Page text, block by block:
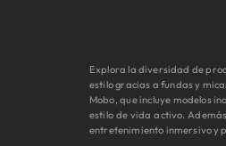
Explora la diversidad de
estilo gracias a fundas y
Mobo, que incluye modelos
estilo de vida activo.
entretenimiento inmersivo y